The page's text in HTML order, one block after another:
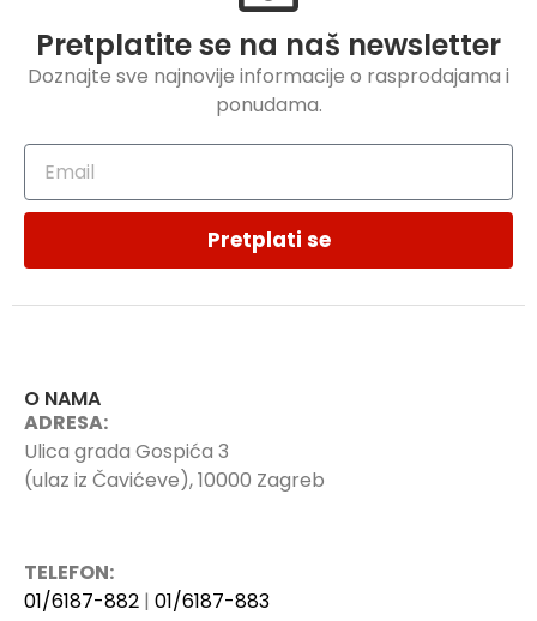
Pretplatite se na naš newsletter
Doznajte sve najnovije informacije o rasprodajama i
ponudama.
Pretplati se
O NAMA
ADRESA:
Ulica grada Gospića 3
(ulaz iz Čavićeve), 10000 Zagreb
TELEFON:
01/6187-882 | 01/6187-883